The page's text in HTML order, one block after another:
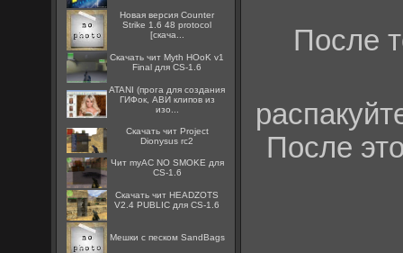
Новая версия Counter
Strike 1.6 48 protocol
[скача...
Скачать чит Myth HОоK v1
Final для CS-1.6
ATANI (прога для создания
ГИФок, АВИ клипов из
изо...
Скачать чит Project
Dionysus rc2
Чит myAC NO SMOKE для
CS-1.6
Скачать чит HEADZOTS
V2.4 PUBLIC для CS-1.6
Мешки с песком SandBags
После
После